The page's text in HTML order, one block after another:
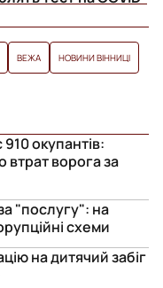
ВЕЖА НОВИНИ ВІННИЦІ
окупантів:
втрат ворога за
"послугу": на
схеми
на дитячий забіг